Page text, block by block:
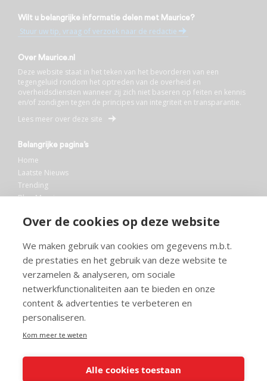
Over de cookies op deze website
We maken gebruik van cookies om gegevens m.b.t.
de prestaties en het gebruik van deze website te
verzamelen & analyseren, om sociale
netwerkfunctionaliteiten aan te bieden en onze
content & advertenties te verbeteren en
personaliseren.
Kom meer te weten
Alle cookies toestaan
Wilt u belangrijke informatie delen met Maurice?
Stuur uw tip, vraag of verzoek naar de redactie
Over Maurice.nl
Deze website staat in het teken van het bevorderen van een
tegengeluid rondom het optreden van de overheid en
overheidsdiensten wanneer zij zich niet baseren op feiten en kennis
en/of zondigen tegen de principes van integriteit en transparantie.
Lees meer over deze site
Belangrijke pagina’s
Home
Laatste Nieuws
Trending
Blog Maurice
Bibliotheek
Info en service
FAQ
Doneren
Privacy
Voorwaarden
Meedoen
© 2026 Maurice.nl - Alle rechten voorbehouden. Op alle artikelen rust